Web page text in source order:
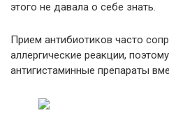
этого не давала о себе знать.
Прием антибиотиков часто
аллергические реакции,
антигистаминные препараты